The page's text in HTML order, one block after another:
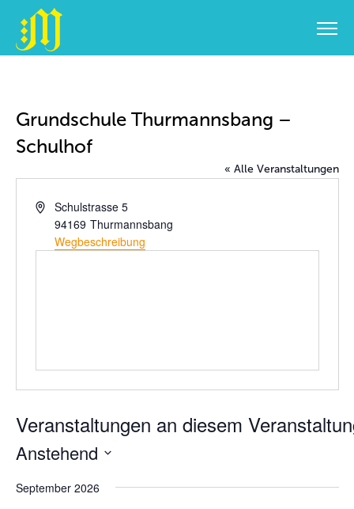
Grundschule Thurmannsbang –
Schulhof
« Alle Veranstaltungen
AdresseSchulstrasse 5
Thurmannsbang
94169
Wegbeschreibung
Anstehend
wählen.
September 2026